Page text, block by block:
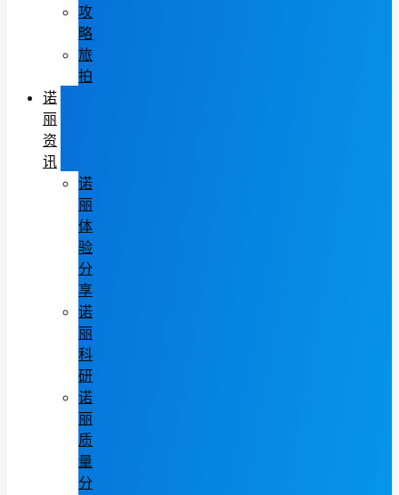
攻
略
旅
拍
诺
丽
资
讯
诺
丽
体
验
分
享
诺
丽
科
研
诺
丽
质
量
分